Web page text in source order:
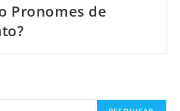
Pronomes de